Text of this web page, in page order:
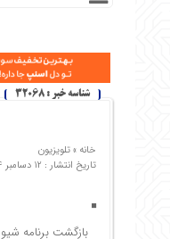
شناسه خبر : 32068
خانه »تلویزیون
تاریخ انتشار : 12 دسامبر 2024 - 21:56 |
بازگشت برنامه